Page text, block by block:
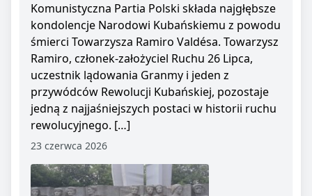
Komunistyczna Partia Polski składa najgłębsze
kondolencje Narodowi Kubańskiemu z powodu
śmierci Towarzysza Ramiro Valdésa. Towarzysz
Ramiro, członek-założyciel Ruchu 26 Lipca,
uczestnik lądowania Granmy i jeden z
przywódców Rewolucji Kubańskiej, pozostaje
jedną z najjaśniejszych postaci w historii ruchu
rewolucyjnego. […]
23 czerwca 2026